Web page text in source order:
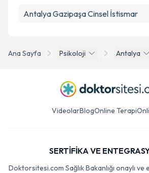
Ana Sayfa Psikoloji Antalya
Antalya Gazipaşa Cinsel İstismar
VideolarBlogOnline Terapi
SERTİFİKA VE
Doktorsitesi.com Sağlık Bakanlığı onaylı ve